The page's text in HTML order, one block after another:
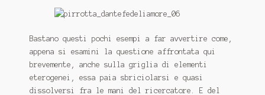
Bastano questi pochi esempi a far avvertire come,
appena si esamini la questione affrontata qui
brevemente, anche sulla griglia di elementi
eterogenei, essa paia sbriciolarsi e quasi
dissolversi fra le mani del ricercatore. E del